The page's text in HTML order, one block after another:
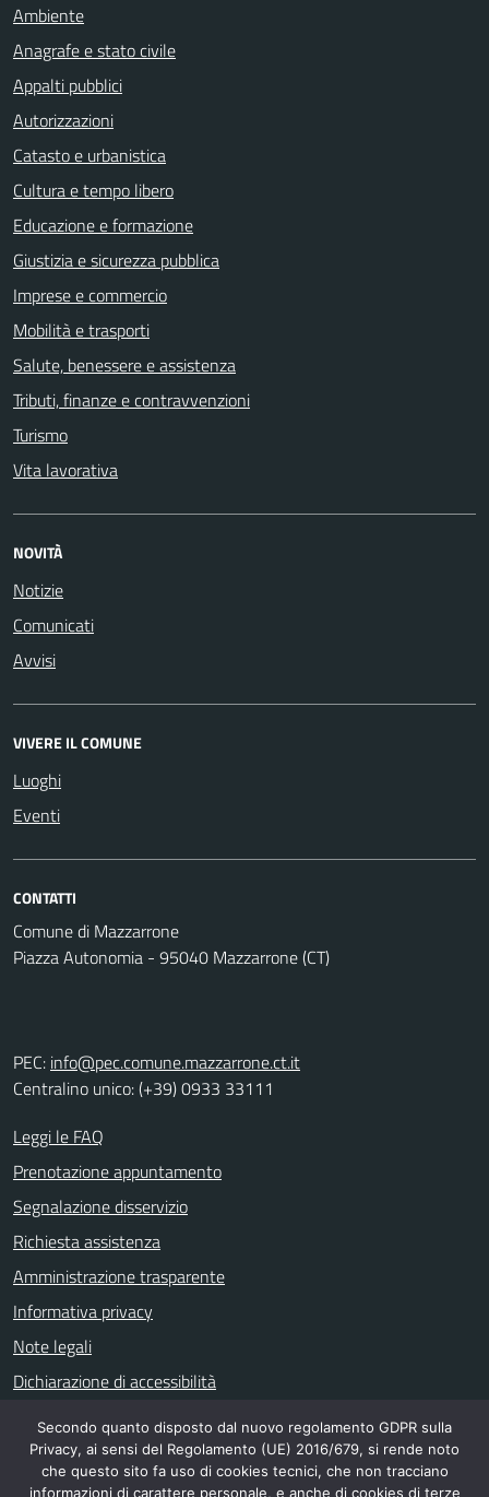
Ambiente
Anagrafe e stato civile
Appalti pubblici
Autorizzazioni
Catasto e urbanistica
Cultura e tempo libero
Educazione e formazione
Giustizia e sicurezza pubblica
Imprese e commercio
Mobilità e trasporti
Salute, benessere e assistenza
Tributi, finanze e contravvenzioni
Turismo
Vita lavorativa
NOVITÀ
Notizie
Comunicati
Avvisi
VIVERE IL COMUNE
Luoghi
Eventi
CONTATTI
Comune di Mazzarrone
Piazza Autonomia - 95040 Mazzarrone (CT)
PEC: info@pec.comune.mazzarrone.ct.it
Centralino unico: (+39) 0933 33111
Leggi le FAQ
Prenotazione appuntamento
Segnalazione disservizio
Richiesta assistenza
Amministrazione trasparente
Informativa privacy
Note legali
Dichiarazione di accessibilità
SEGUICI SU
Secondo quanto disposto dal nuovo regolamento GDPR sulla
Privacy, ai sensi del Regolamento (UE) 2016/679, si rende noto
che questo sito fa uso di cookies tecnici, che non tracciano
informazioni di carattere personale, e anche di cookies di terze